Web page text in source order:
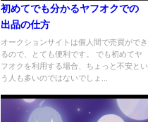
初めてでも分かるヤフオクでの
出品の仕方
オークションサイトは個人間で売買ができ
るので、とても便利です。 でも初めてヤ
フオクを利用する場合、ちょっと不安とい
う人も多いのではないでしょ...